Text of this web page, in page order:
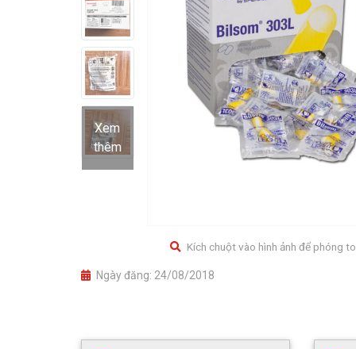
Xem
thêm
Kích chuột vào hình ảnh để phóng to
Ngày đăng: 24/08/2018